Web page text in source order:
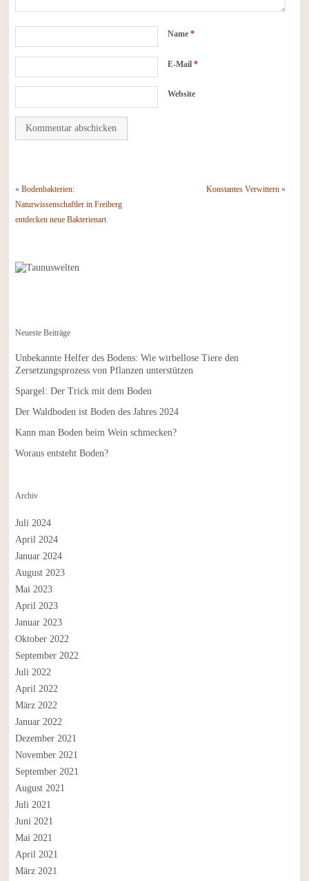
Name *
E-Mail *
Website
« Bodenbakterien:
Naturwissenschaftler in Freiberg
entdecken neue Bakterienart
Konstantes Verwittern»
Neueste Beiträge
Unbekannte Helfer des Bodens: Wie wirbellose Tiere den
Zersetzungsprozess von Pflanzen unterstützen
Spargel: Der Trick mit dem Boden
Der Waldboden ist Boden des Jahres 2024
Kann man Boden beim Wein schmecken?
Woraus entsteht Boden?
Archiv
Juli 2024
April 2024
Januar 2024
August 2023
Mai 2023
April 2023
Januar 2023
Oktober 2022
September 2022
Juli 2022
April 2022
März 2022
Januar 2022
Dezember 2021
November 2021
September 2021
August 2021
Juli 2021
Juni 2021
Mai 2021
April 2021
März 2021